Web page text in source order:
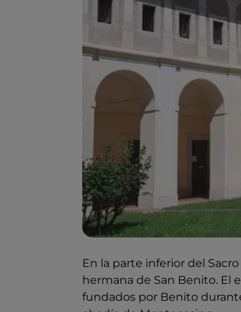
En la parte inferior del
hermana de San Benito. El
fundados por Benito